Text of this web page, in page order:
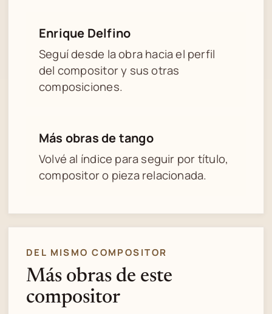
Enrique Delfino
Seguí desde la obra hacia el perfil
del compositor y sus otras
composiciones.
Más obras de tango
Volvé al índice para seguir por título,
compositor o pieza relacionada.
DEL MISMO COMPOSITOR
Más obras de este
compositor